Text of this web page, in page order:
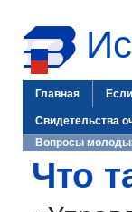
Главная
Свидетельства
Вопросы
Что